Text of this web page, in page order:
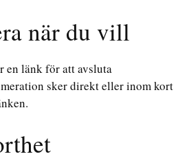
när du vill
en länk för att avsluta
sker direkt eller inom kort